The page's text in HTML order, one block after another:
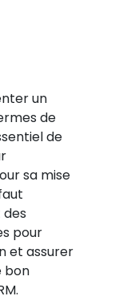
un
de
de
sa mise
pour
et assurer
bon